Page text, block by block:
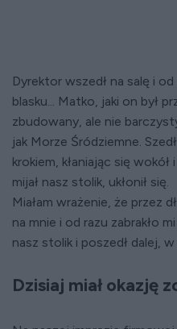
Dyrektor wszedł na salę i
blasku... Matko, jaki on był
zbudowany, ale nie
jak Morze Śródziemne.
krokiem, kłaniając się
mijał nasz stolik, ukłonił się.
Miałam wrażenie, że przez
na mnie i od razu zabrakło
nasz stolik i poszedł dalej,
Dzisiaj miał okazję